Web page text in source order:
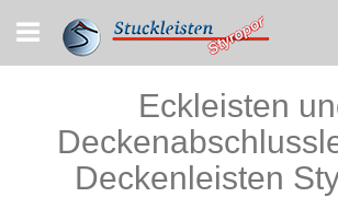
to
Content
Eckleisten
Deckenleisten